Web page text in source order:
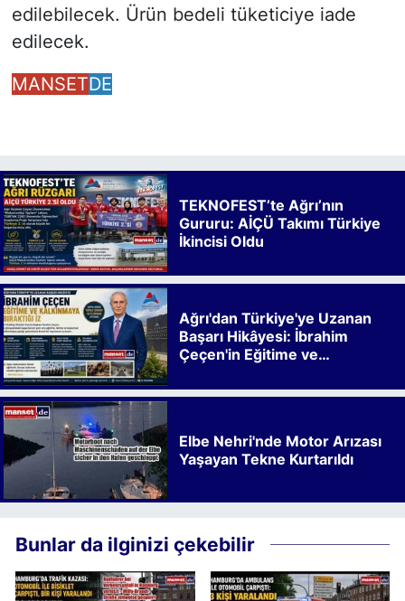
edilebilecek. Ürün bedeli tüketiciye iade
edilecek.
MANSETDE
TEKNOFEST’te Ağrı’nın
Gururu: AİÇÜ Takımı Türkiye
İkincisi Oldu
Ağrı'dan Türkiye'ye Uzanan
Başarı Hikâyesi: İbrahim
Çeçen'in Eğitime ve
Elbe Nehri'nde Motor Arızası
Yaşayan Tekne Kurtarıldı
Bunlar da ilginizi çekebilir